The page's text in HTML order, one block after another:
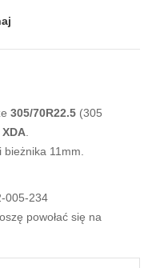
305/70R22.5 (305
XDA.
bieżnika 11mm.
005-234
powołać się na